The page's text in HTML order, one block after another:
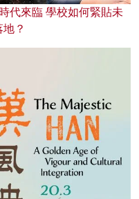
代來臨 學校如何緊貼未
？